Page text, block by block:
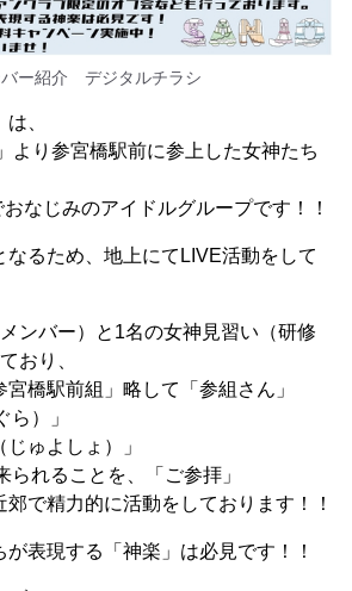
バー紹介 デジタルチラシ
、
より参宮橋駅前に参上した女神たち
おなじみのアイドルグループです！！
なるため、地上にてLIVE活動をして
ンバー）と1名の女神見習い（研修
おり、
橋駅前組」略して「参組さん」
ら）」
ゅよしょ）」
られることを、「ご参拝」
で精力的に活動をしております！！
表現する「神楽」は必見です！！